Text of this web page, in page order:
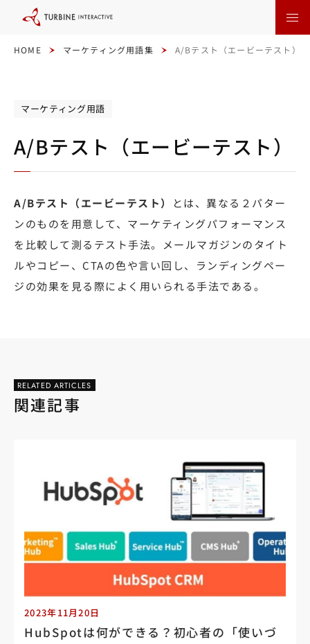
HOME マーケティング用語集 A/Bテスト（エービーテスト）
マーケティング用語
A/Bテスト（エービーテスト）
A/Bテスト（エービーテスト）
とは、異なる２パター
ンのものを用意して、マーケティングパフォーマンス
を比較して測るテスト手法。メールマガジンのタイト
ルやコピー、CTAの色や言い回し、ランディングペー
ジの効果を見る際によく用いられる手法である。
RELATED ARTICLES
関連記事
2023年11月20日
HubSpotは何ができる？初心者の「使いづ